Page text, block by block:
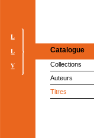
Catalogue
Collections
Auteurs
Titres